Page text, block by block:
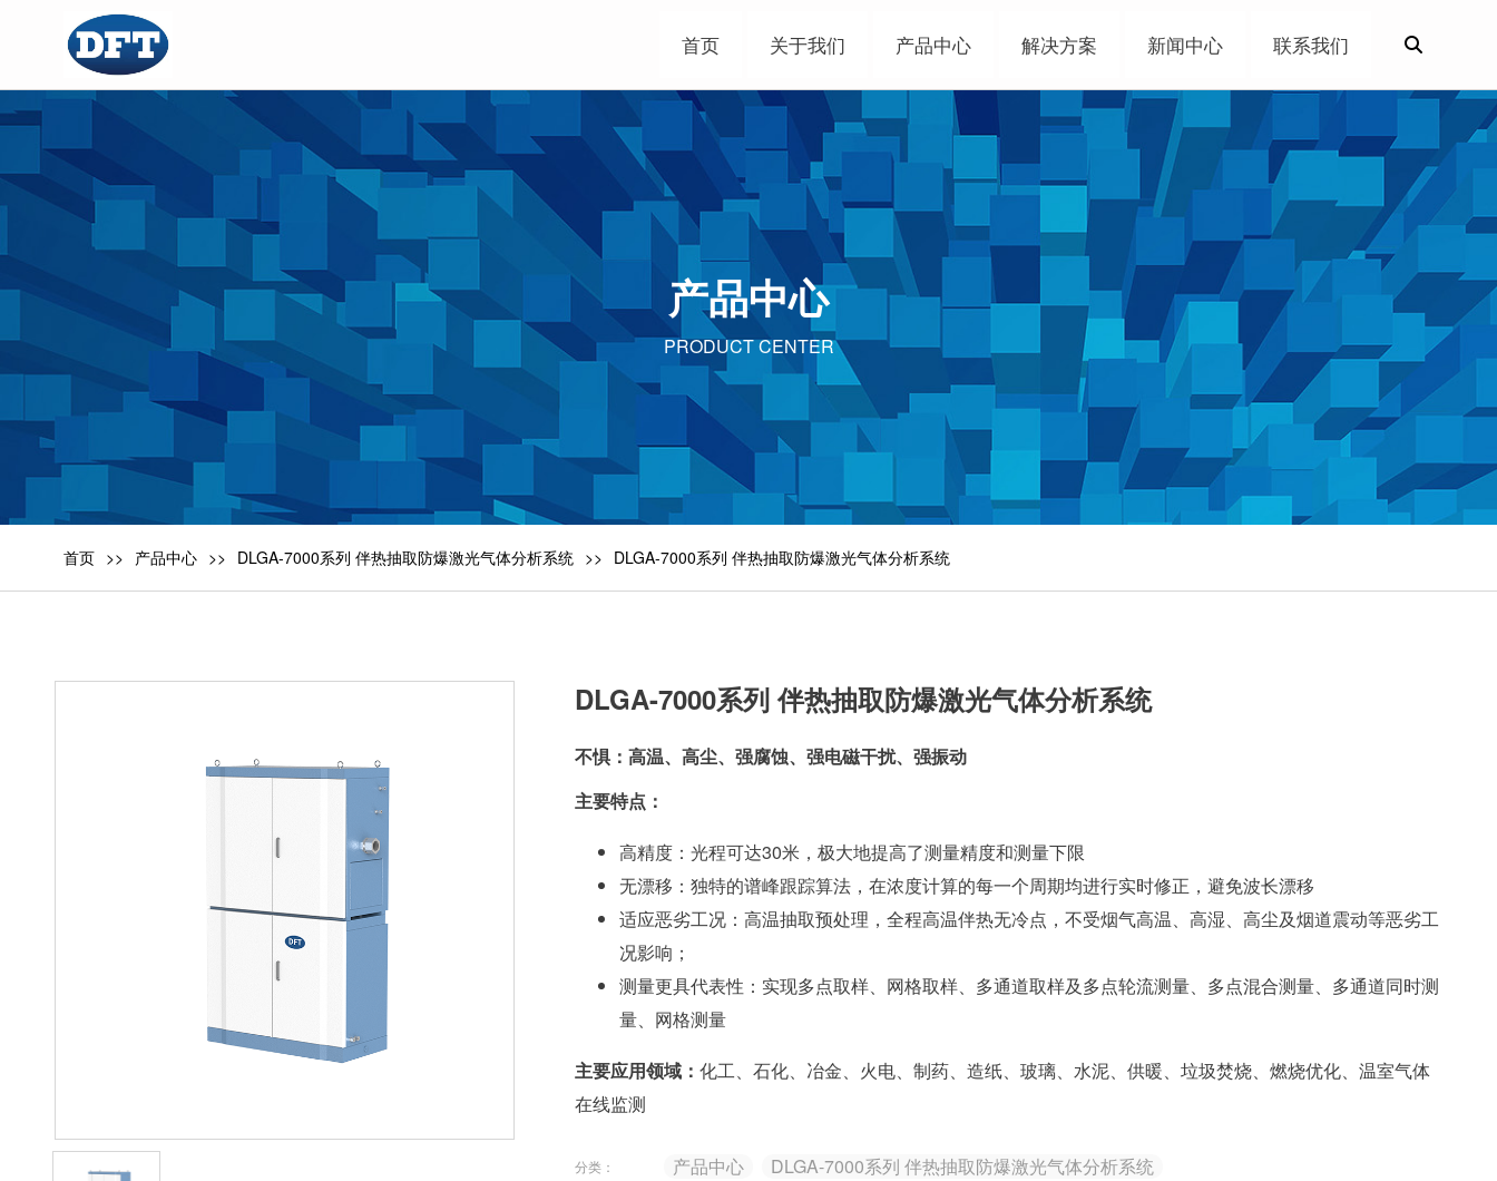
首页 关于我们 产品中心 解决方案 新闻中心 联系我们
产品中心
PRODUCT CENTER
首页 产品中心 DLGA-7000系列 伴热抽取防爆激光气体分析系统 DLGA-7000系列 伴热抽取防爆激光气体分析系统
DLGA-7000系列 伴热抽取防爆激光气体分析系统
不惧：高温、高尘、强腐蚀、强电磁干扰、强振动
主要特点：
高精度：光程可达30米，极大地提高了测量精度和测量下限
无漂移：独特的谱峰跟踪算法，在浓度计算的每一个周期均进行实时修正，避免波长漂移
适应恶劣工况：高温抽取预处理，全程高温伴热无冷点，不受烟气高温、高湿、高尘及烟道震动等恶劣工
况影响；
测量更具代表性：实现多点取样、网格取样、多通道取样及多点轮流测量、多点混合测量、多通道同时测
量、网格测量
主要应用领域： 化工、石化、冶金、火电、制药、造纸、玻璃、水泥、供暖、垃圾焚烧、燃烧优化、温室气体
在线监测
分类： 产品中心 DLGA-7000系列 伴热抽取防爆激光气体分析系统